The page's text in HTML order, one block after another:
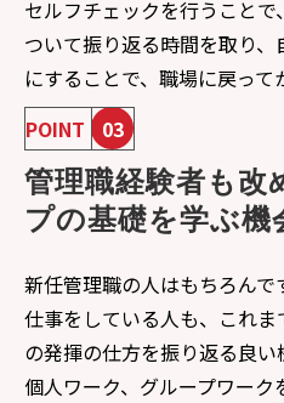
セルフチェックを行うこと
ついて振り返る時間を取り
にすることで、職場に戻って
POINT
03
管理職経験者も改
プの基礎を学ぶ機
新任管理職の人はもちろん
仕事をしている人も、これ
の発揮の仕方を振り返る良い
個人ワーク、グループワー